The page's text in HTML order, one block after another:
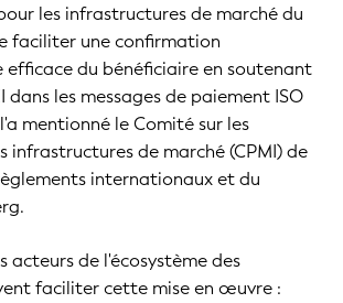
les infrastructures de marché du
faciliter une confirmation
du bénéficiaire en soutenant
dans les messages de paiement ISO
mentionné le Comité sur les
infrastructures de marché (CPMI) de
internationaux et du
acteurs de l'écosystème des
faciliter cette mise en œuvre :